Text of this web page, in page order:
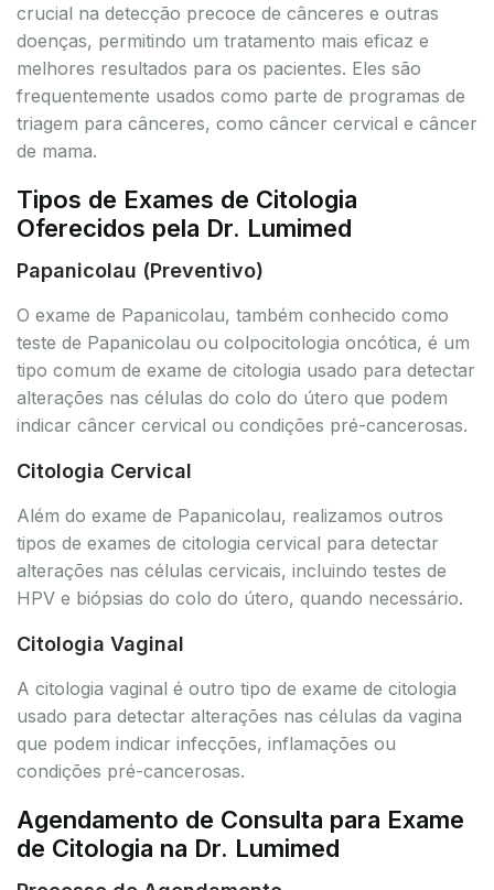
crucial na detecção precoce de cânceres e outras
doenças, permitindo um tratamento mais eficaz e
melhores resultados para os pacientes. Eles são
frequentemente usados como parte de programas de
triagem para cânceres, como câncer cervical e câncer
de mama.
Tipos de Exames de Citologia
Oferecidos pela Dr. Lumimed
Papanicolau (Preventivo)
O exame de Papanicolau, também conhecido como
teste de Papanicolau ou colpocitologia oncótica, é um
tipo comum de exame de citologia usado para detectar
alterações nas células do colo do útero que podem
indicar câncer cervical ou condições pré-cancerosas.
Citologia Cervical
Além do exame de Papanicolau, realizamos outros
tipos de exames de citologia cervical para detectar
alterações nas células cervicais, incluindo testes de
HPV e biópsias do colo do útero, quando necessário.
Citologia Vaginal
A citologia vaginal é outro tipo de exame de citologia
usado para detectar alterações nas células da vagina
que podem indicar infecções, inflamações ou
condições pré-cancerosas.
Agendamento de Consulta para Exame
de Citologia na Dr. Lumimed